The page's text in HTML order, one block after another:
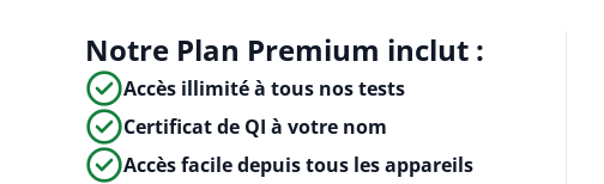
Notre Plan Premium inclut :
Accès illimité à tous nos tests
Certificat de QI à votre nom
Accès facile depuis tous les appareils